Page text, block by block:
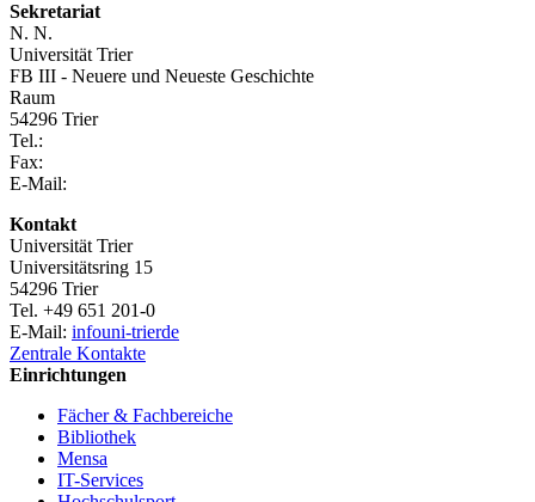
Sekretariat
N. N.
Universität Trier
FB III - Neuere und Neueste Geschichte
Raum
54296 Trier
Tel.:
Fax:
E-Mail:
Kontakt
Universität Trier
Universitätsring 15
54296 Trier
Tel. +49 651 201-0
E-Mail: infouni-trierde
Zentrale Kontakte
Einrichtungen
Fächer & Fachbereiche
Bibliothek
Mensa
IT-Services